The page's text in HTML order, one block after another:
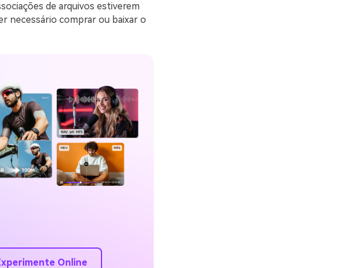
de arquivos estiverem
necessário comprar ou baixar o
Online